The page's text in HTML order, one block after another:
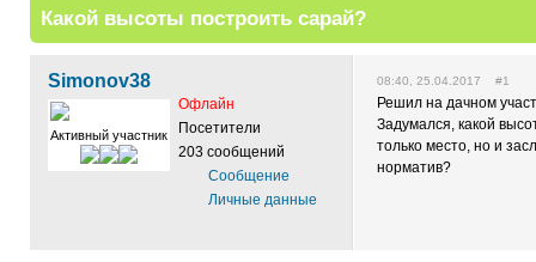
Какой высоты построить сарай?
Simonov38
Активный участник
Офлайн
Посетители
203 сообщений
Сообщение
Личные данные
08:40, 25.04.2017 #1
Решил на дачном
Задумался, какой
только место, но и
норматив?